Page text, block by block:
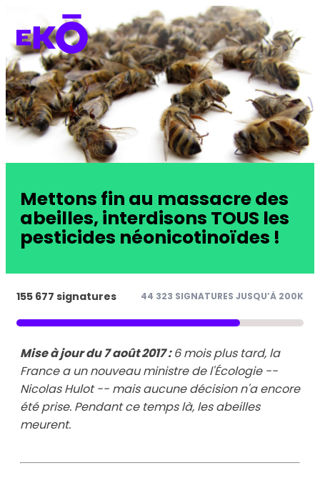
Mettons fin au massacre des
abeilles, interdisons TOUS les
pesticides néonicotinoïdes !
155 677 signatures 44 323 SIGNATURES JUSQU’À 200K
Mise à jour du 7 août 2017 : 6 mois plus tard, la
France a un nouveau ministre de l'Écologie --
Nicolas Hulot -- mais aucune décision n'a encore
été prise. Pendant ce temps là, les abeilles
meurent.